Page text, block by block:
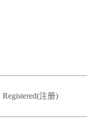
Registered(注册)